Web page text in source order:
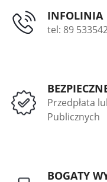
INFOLINIA
tel: 89
Przedpłata
Publicznych
BOGATY